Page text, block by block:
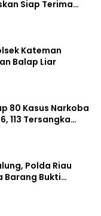
Siap Terima
Kateman
Balap Liar
80 Kasus Narkoba
113 Tersangka
Polda Riau
Barang Bukti